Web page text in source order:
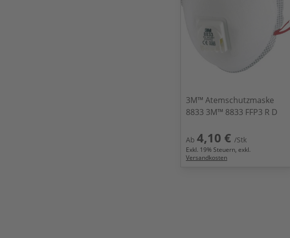
3M™ Atemschutzmaske
8833 3M™ 8833 FFP3 R D
Ab 4,10 € /Stk
Exkl. 19% Steuern, exkl.
Versandkosten